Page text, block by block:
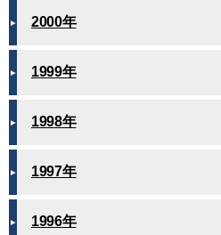
2000年
1999年
1998年
1997年
1996年